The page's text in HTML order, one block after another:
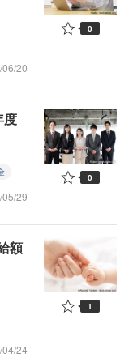
20
0
度
29
0
額
24
1